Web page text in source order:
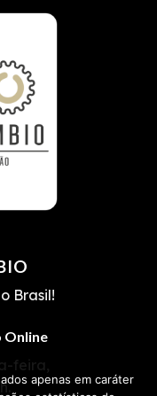
Brasil!
Online
feira,
apenas em caráter